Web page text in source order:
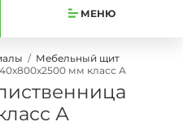
МЕНЮ
Мебельный щит
мм класс А
А